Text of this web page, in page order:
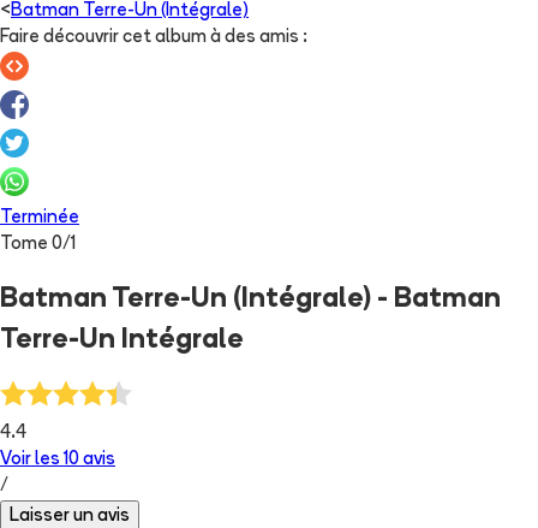
< Batman Terre-Un (Intégrale)
Faire découvrir cet album à des amis :
Terminée
Tome 0/1
Batman Terre-Un (Intégrale) - Batman
Terre-Un Intégrale
4.4
Voir les 10 avis
/
Laisser un avis